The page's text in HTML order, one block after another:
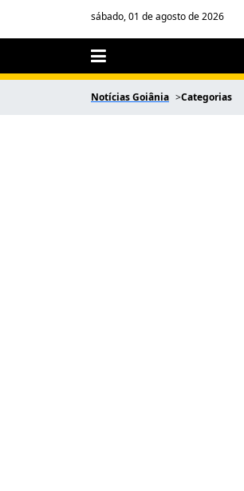
sábado, 01 de agosto de 2026
Notícias Goiânia Categorias